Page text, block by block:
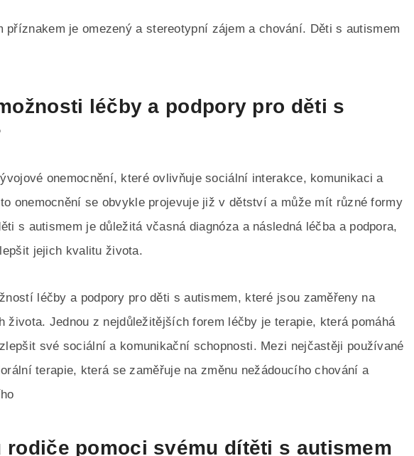
příznakem je omezený a stereotypní zájem a chování. Děti s autismem
léčby a podpory pro děti s
onemocnění, které ovlivňuje sociální interakce, komunikaci a
onemocnění se obvykle projevuje již v dětství a může mít různé formy
s autismem je důležitá včasná diagnóza a následná léčba a podpora,
jejich kvalitu života.
léčby a podpory pro děti s autismem, které jsou zaměřeny na
života. Jednou z nejdůležitějších forem léčby je terapie, která pomáhá
své sociální a komunikační schopnosti. Mezi nejčastěji používané
terapie, která se zaměřuje na změnu nežádoucího chování a
rodiče pomoci svému dítěti s autismem